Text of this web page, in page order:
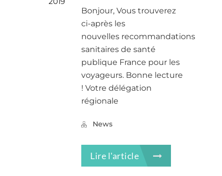
Bonjour, Vous trouverez
ci-après les
nouvelles recommandations
sanitaires de santé
publique France pour les
voyageurs. Bonne lecture
! Votre délégation
régionale
News
Lire l'article